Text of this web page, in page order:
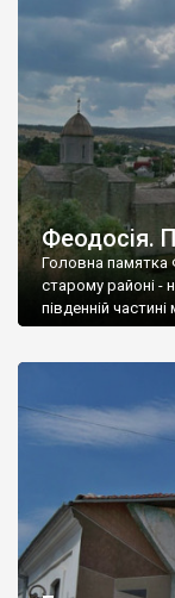
Феодосія.
Головна памятка
старому районі -
південній частині